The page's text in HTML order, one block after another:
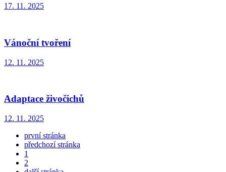
17. 11. 2025
Vánoční tvoření
12. 11. 2025
Adaptace živočichů
12. 11. 2025
první stránka
předchozí stránka
1
2